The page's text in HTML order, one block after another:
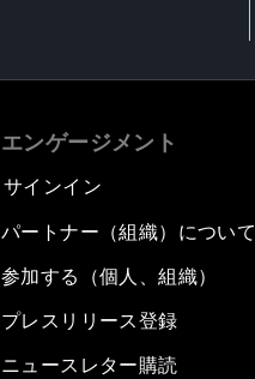
エンゲージメント
サインイン
パートナー（組織）について
参加する（個人、組織）
プレスリリース登録
ニュースレター購読